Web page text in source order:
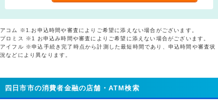
アコム ※1.お申込時間や審査によりご希望に添えない場合がございます。
プロミス ※1 お申込み時間や審査によりご希望に添えない場合がございます。
アイフル ※申込手続き完了時点から計測した最短時間であり、申込時間や審査状
況などにより異なります。
四日市市の消費者金融の店舗・ATM検索